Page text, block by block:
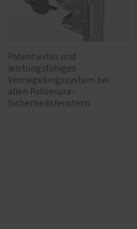
Patentiertes und
leistungsfähiges
Verriegelungssystem bei
allen PaXsecura-
Sicherheitsfenstern.